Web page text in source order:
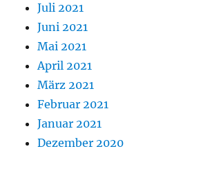
Juli 2021
Juni 2021
Mai 2021
April 2021
März 2021
Februar 2021
Januar 2021
Dezember 2020